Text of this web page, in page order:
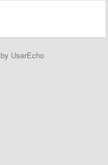
by UserEcho